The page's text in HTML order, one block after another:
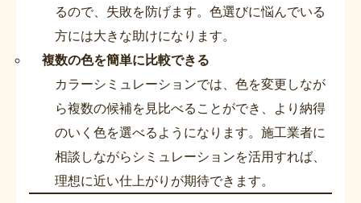
るので、失敗を防げます。色選びに悩んでいる
方には大きな助けになります。
複数の色を簡単に比較できる
カラーシミュレーションでは、色を変更しなが
ら複数の候補を見比べることができ、より納得
のいく色を選べるようになります。施工業者に
相談しながらシミュレーションを活用すれば、
理想に近い仕上がりが期待できます。